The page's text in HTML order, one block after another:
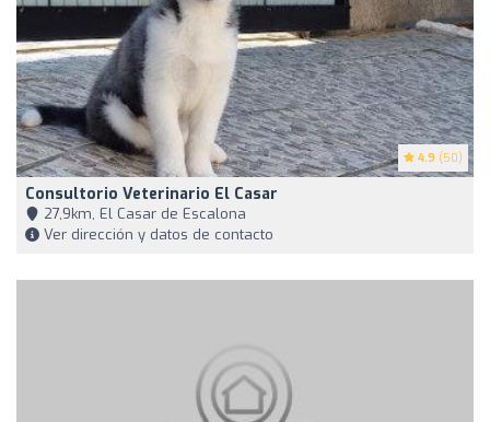
4.9 (50)
Consultorio Veterinario El Casar
27,9km, El Casar de Escalona
Ver dirección y datos de contacto